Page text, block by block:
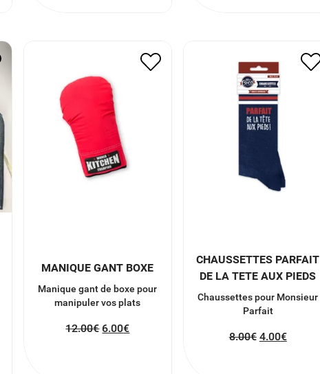
MANIQUE GANT BOXE
Manique gant de boxe pour
manipuler vos plats
12.00€ 6.00€
CHAUSSETTES PARFAIT
DE LA TETE AUX PIEDS
Chaussettes pour Monsieur
Parfait
8.00€ 4.00€